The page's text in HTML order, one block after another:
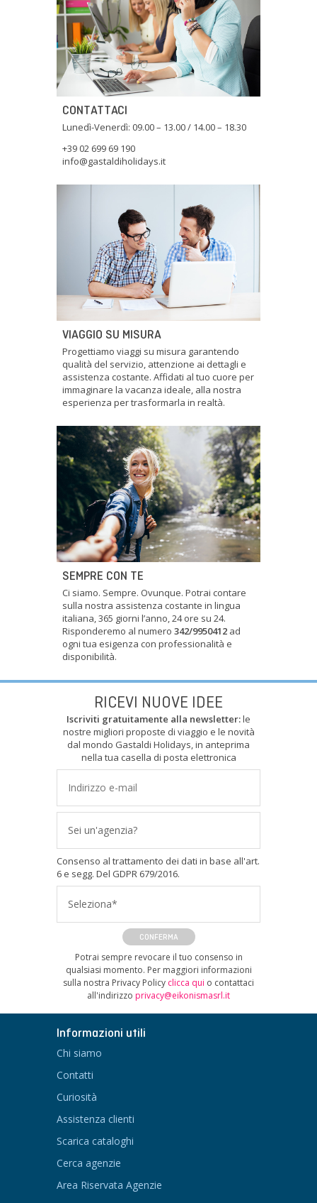
CONTATTACI
Lunedì-Venerdì: 09.00 – 13.00 / 14.00 – 18.30
+39 02 699 69 190
info@gastaldiholidays.it
VIAGGIO SU MISURA
Progettiamo viaggi su misura garantendo
qualità del servizio, attenzione ai dettagli e
assistenza costante. Affidati al tuo cuore per
immaginare la vacanza ideale, alla nostra
esperienza per trasformarla in realtà.
SEMPRE CON TE
Ci siamo. Sempre. Ovunque. Potrai contare
sulla nostra assistenza costante in lingua
italiana, 365 giorni l’anno, 24 ore su 24.
Risponderemo al numero 342/9950412 ad
ogni tua esigenza con professionalità e
disponibilità.
RICEVI NUOVE IDEE
Iscriviti gratuitamente alla newsletter:le
nostre migliori proposte di viaggio e le novità
dal mondo Gastaldi Holidays, in anteprima
nella tua casella di posta elettronica
Sei un'agenzia?
Consenso al trattamento dei dati in base all'art.
6 e segg. Del GDPR 679/2016.
Seleziona*
CONFERMA
Potrai sempre revocare il tuo consenso in
qualsiasi momento. Per maggiori informazioni
sulla nostra Privacy Policy clicca qui o contattaci
all'indirizzo privacy@eikonismasrl.it
Informazioni utili
Chi siamo
Contatti
Curiosità
Assistenza clienti
Scarica cataloghi
Cerca agenzie
Area Riservata Agenzie